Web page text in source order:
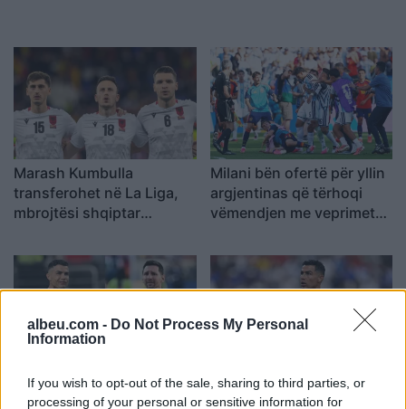
albeu.com - Do Not Process My Personal
Information
If you wish to opt-out of the sale, sharing to third parties, or
processing of your personal or sensitive information for
Marash Kumbulla
transferohet në La Liga,
mbrojtësi shqiptar
Vallecano
Milani bën ofertë për yllin
argjentinas që tërhoqi
vëmendjen me veprimet
Dosja e sigurisë së
Botërorit zbulon
Chicharito i përgjigjet
akuzave për arrogancë